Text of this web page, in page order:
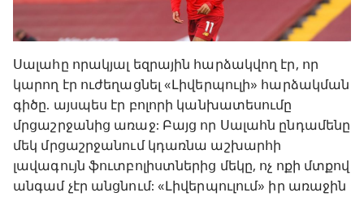
Սալահը որակյալ եզրային հարձակվող էր, որ
կարող էր ուժեղացնել «Լիվերպուլի» հարձակման
գիծը. այսպես էր բոլորի կանխատեսումը
մրցաշրջանից առաջ: Բայց որ Սալահն ընդամենը
մեկ մրցաշրջանում կդառնա աշխարհի
լավագույն ֆուտբոլիստներից մեկը, ոչ ոքի մտքով
անգամ չէր անցնում: «Լիվերպուլում» իր առաջին